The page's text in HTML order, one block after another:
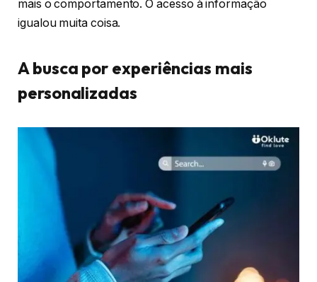
mais o comportamento. O acesso à informação
igualou muita coisa.
A busca por experiências mais
personalizadas